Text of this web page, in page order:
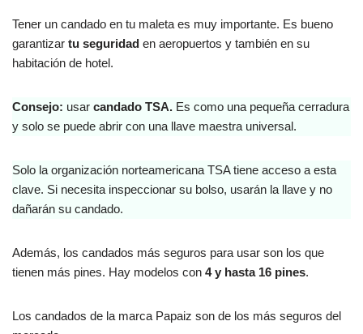
Tener un candado en tu maleta es muy importante. Es bueno
garantizar tu seguridad en aeropuertos y también en su
habitación de hotel.
Consejo: usar candado TSA. Es como una pequeña cerradura
y solo se puede abrir con una llave maestra universal.
Solo la organización norteamericana TSA tiene acceso a esta
clave. Si necesita inspeccionar su bolso, usarán la llave y no
dañarán su candado.
Además, los candados más seguros para usar son los que
tienen más pines. Hay modelos con 4 y hasta 16 pines.
Los candados de la marca Papaiz son de los más seguros del